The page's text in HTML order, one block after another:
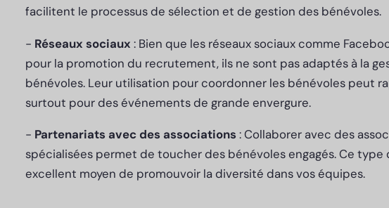
facilitent le processus de sélection et de gestion des bénévoles.
- Réseaux sociaux : Bien que les réseaux sociaux comme
pour la promotion du recrutement, ils ne sont pas adaptés à la
bénévoles. Leur utilisation pour coordonner les bénévoles peut
surtout pour des événements de grande envergure.
- Partenariats avec des associations : Collaborer avec des
spécialisées permet de toucher des bénévoles engagés. Ce
excellent moyen de promouvoir la diversité dans vos équipes.